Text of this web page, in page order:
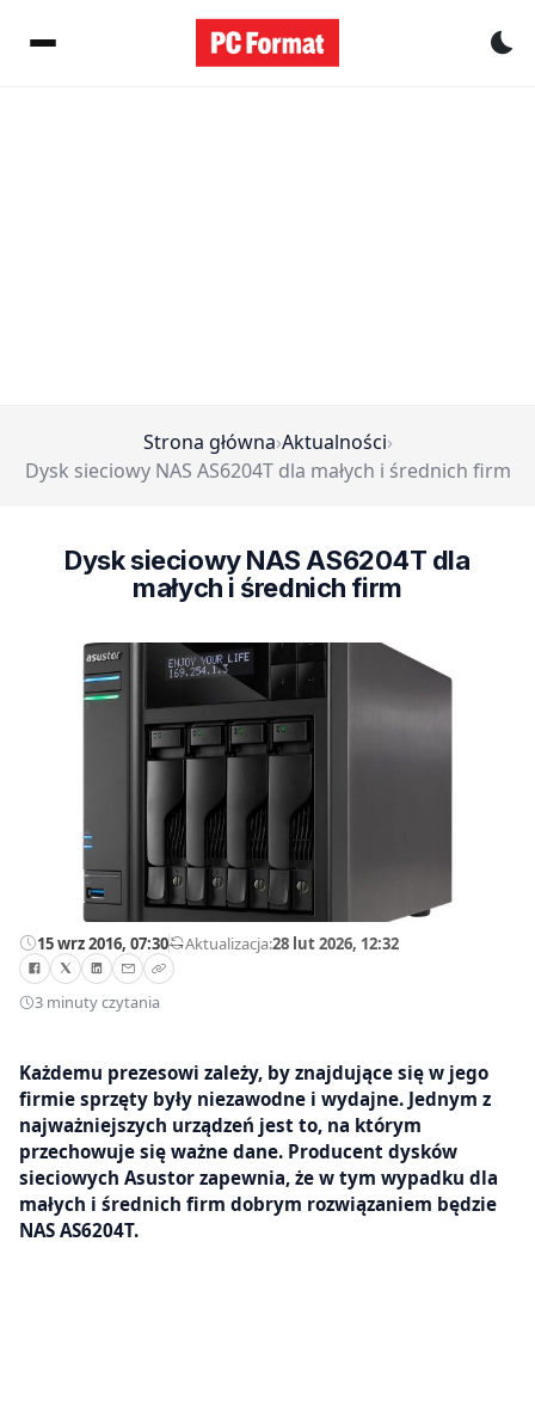
Strona główna›Aktualności›
Dysk sieciowy NAS AS6204T dla małych i średnich firm
Dysk sieciowy NAS AS6204T dla
małych i średnich firm
15 wrz 2016, 07:30—Aktualizacja:28 lut 2026, 12:32
3 minuty czytania
Każdemu prezesowi zależy, by znajdujące się w jego
firmie sprzęty były niezawodne i wydajne. Jednym z
najważniejszych urządzeń jest to, na którym
przechowuje się ważne dane. Producent dysków
sieciowych Asustor zapewnia, że w tym wypadku dla
małych i średnich firm dobrym rozwiązaniem będzie
NAS AS6204T.